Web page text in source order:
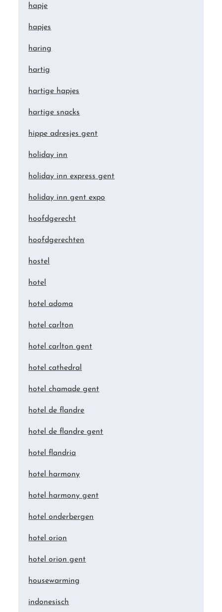
hapje
hapjes
haring
hartig
hartige hapjes
hartige snacks
hippe adresjes gent
holiday inn
holiday inn express gent
holiday inn gent expo
hoofdgerecht
hoofdgerechten
hostel
hotel
hotel adoma
hotel carlton
hotel carlton gent
hotel cathedral
hotel chamade gent
hotel de flandre
hotel de flandre gent
hotel flandria
hotel harmony
hotel harmony gent
hotel onderbergen
hotel orion
hotel orion gent
housewarming
indonesisch